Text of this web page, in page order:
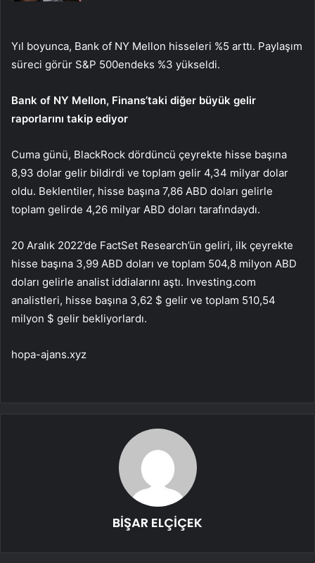
Yıl boyunca, Bank of NY Mellon hisseleri %5 arttı. Paylaşım
süreci görür S&P 500endeks %3 yükseldi.
Bank of NY Mellon, Finans’taki diğer büyük gelir
raporlarını takip ediyor
Cuma günü, BlackRock dördüncü çeyrekte hisse başına
8,93 dolar gelir bildirdi ve toplam gelir 4,34 milyar dolar
oldu. Beklentiler, hisse başına 7,86 ABD doları gelirle
toplam gelirde 4,26 milyar ABD doları tarafındaydı.
20 Aralık 2022’de FactSet Research’ün geliri, ilk çeyrekte
hisse başına 3,99 ABD doları ve toplam 504,8 milyon ABD
doları gelirle analist iddialarını aştı. Investing.com
analistleri, hisse başına 3,62 $ gelir ve toplam 510,54
milyon $ gelir bekliyorlardı.
hopa-ajans.xyz
BİŞAR ELÇİÇEK